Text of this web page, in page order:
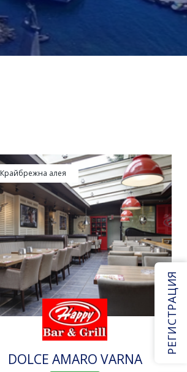
Крайбрежна алея
DOLCE AMARO VARNA
РЕГИСТРАЦИЯ